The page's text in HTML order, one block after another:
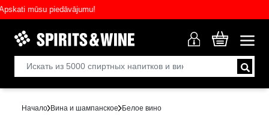
mūsu piedāvājumu!
Начало Вина и шампанское Белое вино